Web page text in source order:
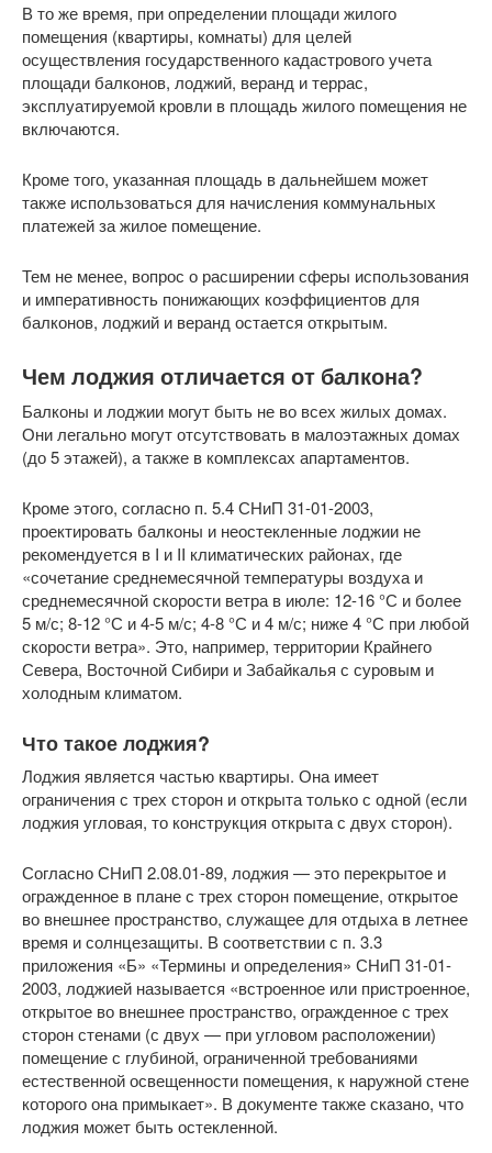
В то же время, при определении площади жилого
помещения (квартиры, комнаты) для целей
осуществления государственного кадастрового учета
площади балконов, лоджий, веранд и террас,
эксплуатируемой кровли в площадь жилого помещения не
включаются.
Кроме того, указанная площадь в дальнейшем может
также использоваться для начисления коммунальных
платежей за жилое помещение.
Тем не менее, вопрос о расширении сферы использования
и императивность понижающих коэффициентов для
балконов, лоджий и веранд остается открытым.
Чем лоджия отличается от балкона?
Балконы и лоджии могут быть не во всех жилых домах.
Они легально могут отсутствовать в малоэтажных домах
(до 5 этажей), а также в комплексах апартаментов.
Кроме этого, согласно п. 5.4 СНиП 31-01-2003,
проектировать балконы и неостекленные лоджии не
рекомендуется в I и II климатических районах, где
«сочетание среднемесячной температуры воздуха и
среднемесячной скорости ветра в июле: 12-16 °С и более
5 м/с; 8-12 °С и 4-5 м/с; 4-8 °С и 4 м/с; ниже 4 °С при любой
скорости ветра». Это, например, территории Крайнего
Севера, Восточной Сибири и Забайкалья с суровым и
холодным климатом.
Что такое лоджия?
Лоджия является частью квартиры. Она имеет
ограничения с трех сторон и открыта только с одной (если
лоджия угловая, то конструкция открыта с двух сторон).
Согласно СНиП 2.08.01-89, лоджия — это перекрытое и
огражденное в плане с трех сторон помещение, открытое
во внешнее пространство, служащее для отдыха в летнее
время и солнцезащиты. В соответствии с п. 3.3
приложения «Б» «Термины и определения» СНиП 31-01-
2003, лоджией называется «встроенное или пристроенное,
открытое во внешнее пространство, огражденное с трех
сторон стенами (с двух — при угловом расположении)
помещение с глубиной, ограниченной требованиями
естественной освещенности помещения, к наружной стене
которого она примыкает». В документе также сказано, что
лоджия может быть остекленной.